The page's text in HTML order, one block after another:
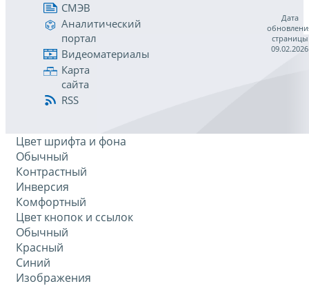
СМЭВ
Аналитический
портал
Видеоматериалы
Карта
сайта
RSS
Дата
страницы
09.02.2026
Цвет шрифта и фона
Обычный
Контрастный
Инверсия
Комфортный
Цвет кнопок и ссылок
Обычный
Красный
Синий
Изображения